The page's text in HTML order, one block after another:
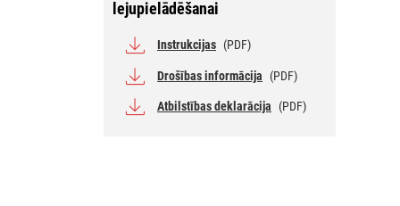
lejupielādēšanai
Instrukcijas (PDF)
Drošības informācija (PDF)
Atbilstības deklarācija (PDF)